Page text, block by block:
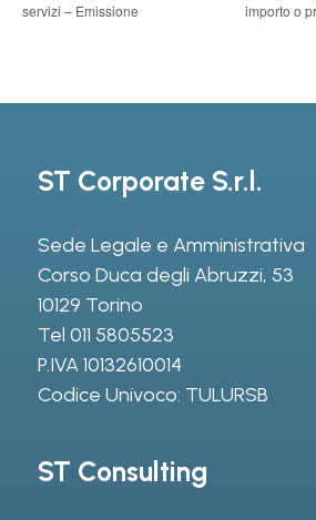
servizi – Emissione
importo o
ST Corporate S.r.l.
Sede Legale e Amministrativa
Corso Duca degli Abruzzi, 53
10129 Torino
Tel 011 5805523
P.IVA 10132610014
Codice Univoco: TULURSB
ST Consulting